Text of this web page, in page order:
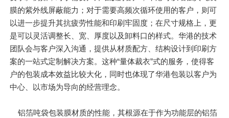
膜的紫外线屏蔽能力；对于需要高频次循环使用的客户，则可
以进一步提升其抗疲劳性能和印刷牢固度；在尺寸规格上，更
是可以灵活调整长、宽、厚度以及卸料口的样式。华港的技术
团队会与客户深入沟通，提供从材质配方、结构设计到印刷方
案的一站式定制解决方案。这种“量体裁衣”式的服务，使得客
户的包装成本效益比较大化，同时也体现了华港包装以客户为
中心、以市场为导向的经营理念。
铝箔吨袋包装膜材质的性能，其根源在于作为功能层的铝箔